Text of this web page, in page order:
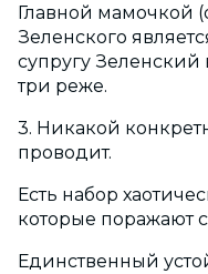
Главной мамочкой
Зеленского
супругу Зеленский
три реже.
3. Никакой
проводит.
Есть набор
которые поражают
Единственный